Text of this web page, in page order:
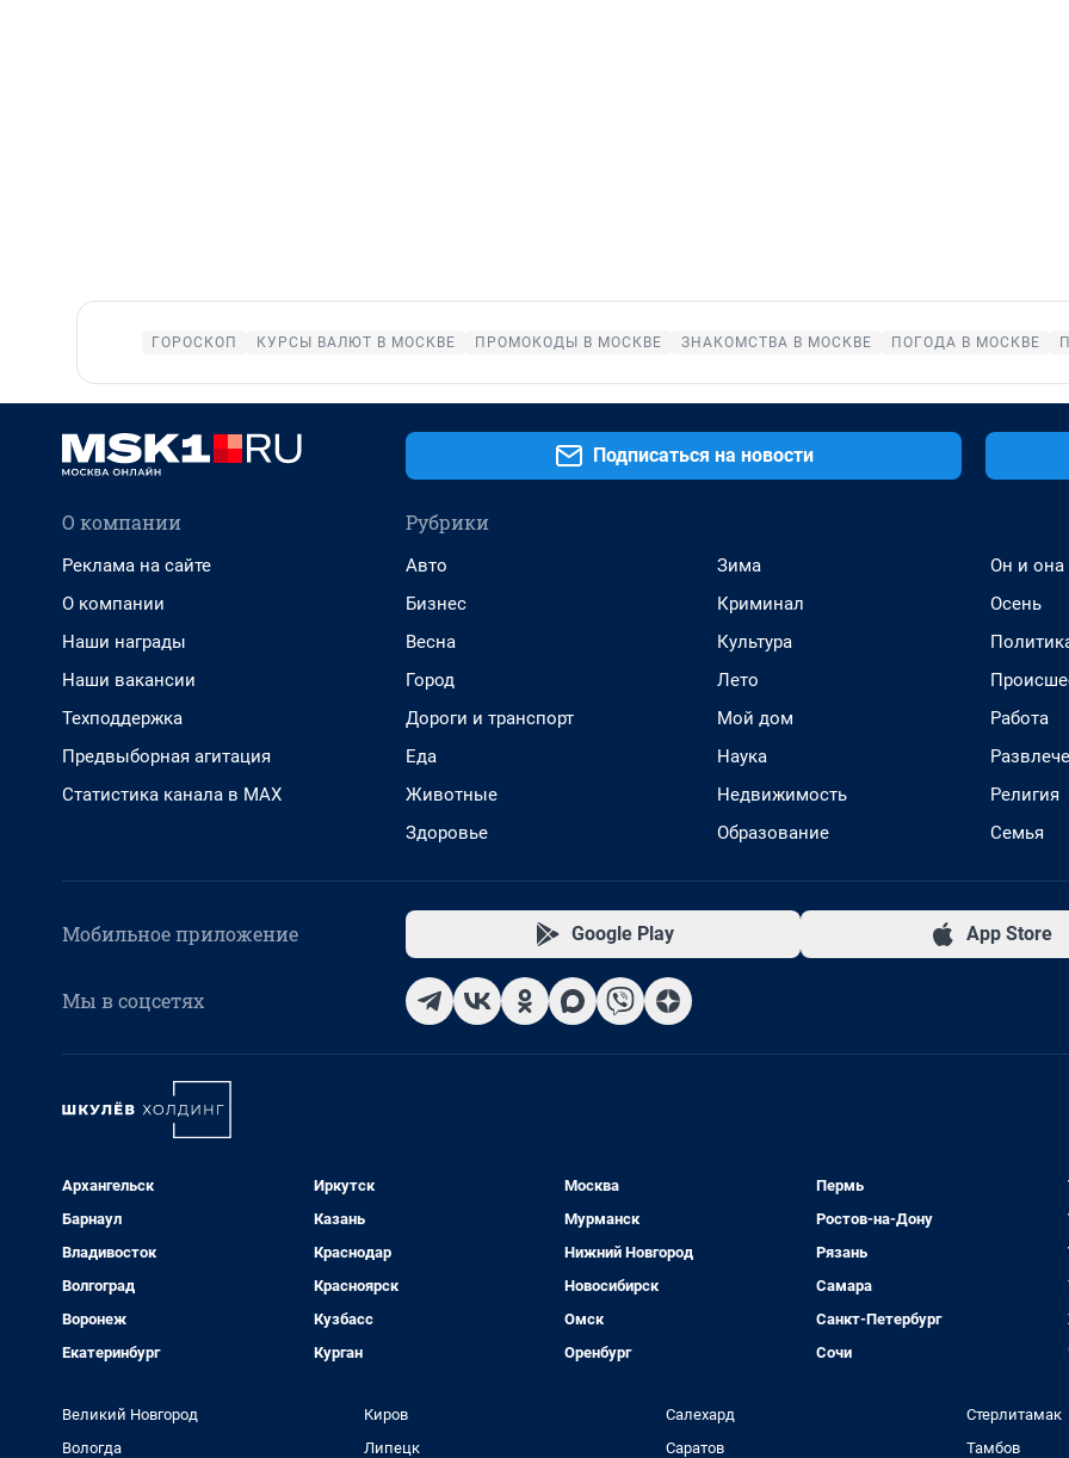
ГОРОСКОП КУРСЫ ВАЛЮТ В МОСКВЕ ПРОМОКОДЫ В МОСКВЕ ЗНАКОМСТВА В МОСКВЕ ПОГОДА В МОСКВЕ
Подписаться на новости
О компании
Реклама на сайте
О компании
Наши награды
Наши вакансии
Техподдержка
Предвыборная агитация
Статистика канала в MAX
Рубрики
Авто
Бизнес
Весна
Город
Дороги и транспорт
Еда
Животные
Здоровье
Зима
Криминал
Культура
Лето
Мой дом
Наука
Недвижимость
Образование
Он и она
Осень
Работа
Религия
Семья
Мобильное приложение Google Play App Store
Мы в соцсетях
Архангельск
Барнаул
Владивосток
Волгоград
Воронеж
Екатеринбург
Иркутск
Казань
Краснодар
Красноярск
Кузбасс
Курган
Москва
Мурманск
Нижний Новгород
Новосибирск
Омск
Оренбург
Пермь
Ростов-на-Дону
Рязань
Самара
Санкт-Петербург
Сочи
Великий Новгород
Вологда
Киров
Липецк
Салехард
Саратов
Стерлитамак
Тамбов